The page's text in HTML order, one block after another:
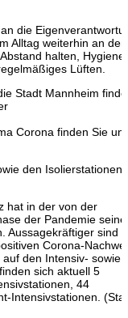
die
Alltag weiterhin an den
halten, Hygiene
Lüften.
Stadt Mannheim
Corona finden Sie
den Isolierstationen
hat in der von der
der Pandemie seine
Aussagekräftiger sind
Corona-
den Intensiv- sowie
sich aktuell 5
44
Intensivstationen.